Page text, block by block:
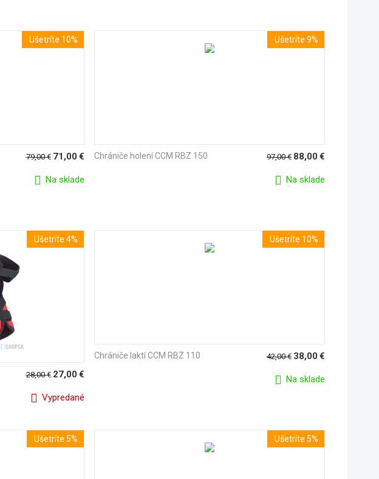
Ušetríte 10%
79,00 € 71,00 €
Na sklade
Ušetríte 9%
Chrániče holení CCM RBZ 150 97,00 € 88,00 €
Na sklade
Ušetríte 4%
28,00 € 27,00 €
Vypredané
Ušetríte 10%
Chrániče laktí CCM RBZ 110 42,00 € 38,00 €
Na sklade
Ušetríte 5% Ušetríte 5%